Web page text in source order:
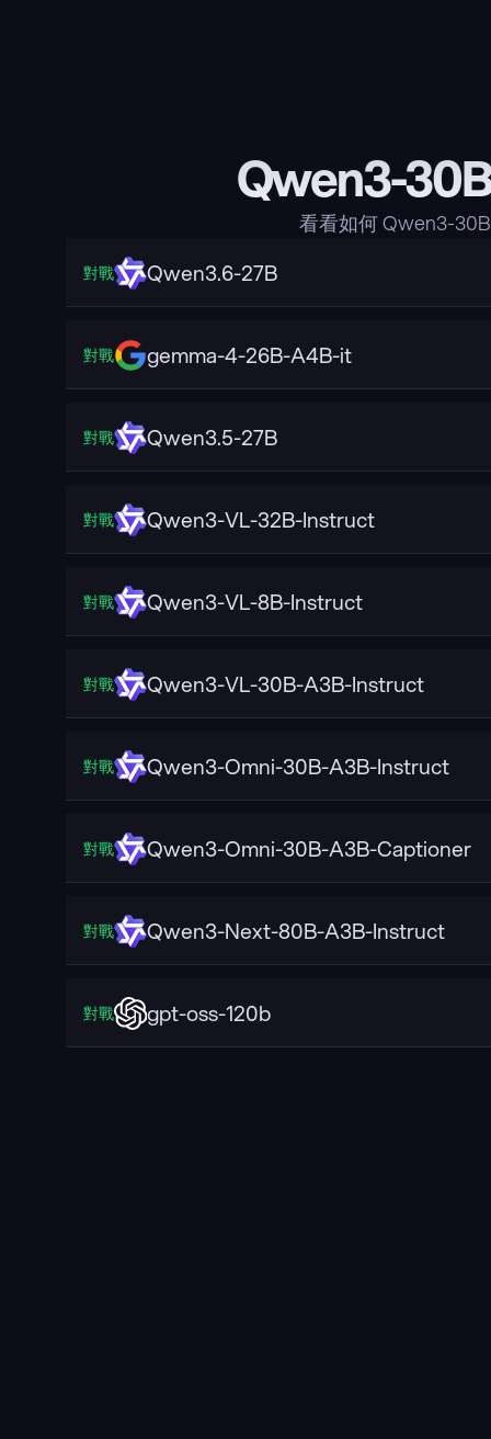
Qwen3-
看看如何 Qwen3-
對戰 Qwen3.6-27B
對戰 gemma-4-26B-A4B-it
對戰 Qwen3.5-27B
對戰 Qwen3-VL-32B-Instruct
對戰 Qwen3-VL-8B-Instruct
對戰 Qwen3-VL-30B-A3B-Instruct
對戰 Qwen3-Omni-30B-A3B-Instruct
對戰 Qwen3-Omni-30B-A3B-Captioner
對戰 Qwen3-Next-80B-A3B-Instruct
對戰 gpt-oss-120b